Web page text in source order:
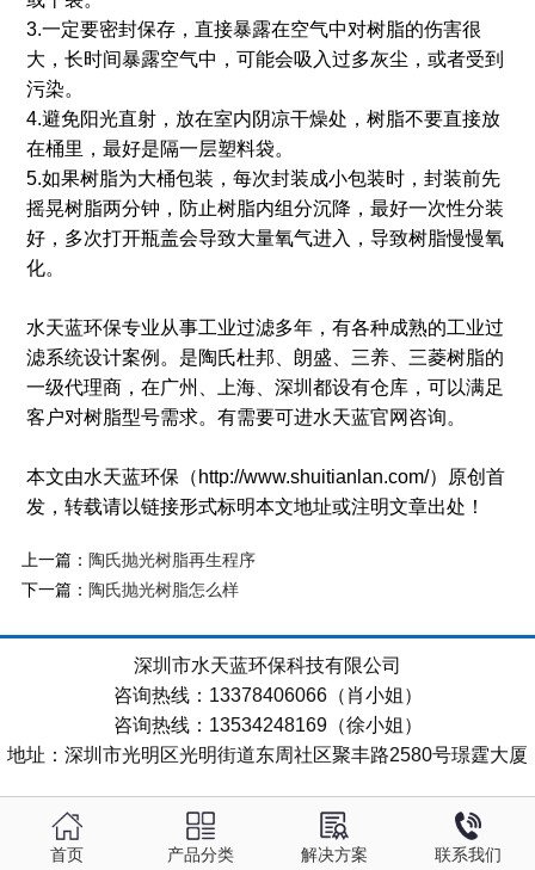
3.一定要密封保存，直接暴露在空气中对树脂的伤害很
大，长时间暴露空气中，可能会吸入过多灰尘，或者受到
污染。
4.避免阳光直射，放在室内阴凉干燥处，树脂不要直接放
在桶里，最好是隔一层塑料袋。
5.如果树脂为大桶包装，每次封装成小包装时，封装前先
摇晃树脂两分钟，防止树脂内组分沉降，最好一次性分装
好，多次打开瓶盖会导致大量氧气进入，导致树脂慢慢氧
化。
水天蓝环保专业从事工业过滤多年，有各种成熟的工业过
滤系统设计案例。是陶氏杜邦、朗盛、三养、三菱树脂的
一级代理商，在广州、上海、深圳都设有仓库，可以满足
客户对树脂型号需求。有需要可进水天蓝官网咨询。
本文由水天蓝环保（http://www.shuitianlan.com/）原创首
发，转载请以链接形式标明本文地址或注明文章出处！
上一篇： 陶氏抛光树脂再生程序
下一篇： 陶氏抛光树脂怎么样
深圳市水天蓝环保科技有限公司
咨询热线：13378406066（肖小姐）
咨询热线：13534248169（徐小姐）
地址：深圳市光明区光明街道东周社区聚丰路2580号璟霆大厦
首页 产品分类 解决方案 联系我们